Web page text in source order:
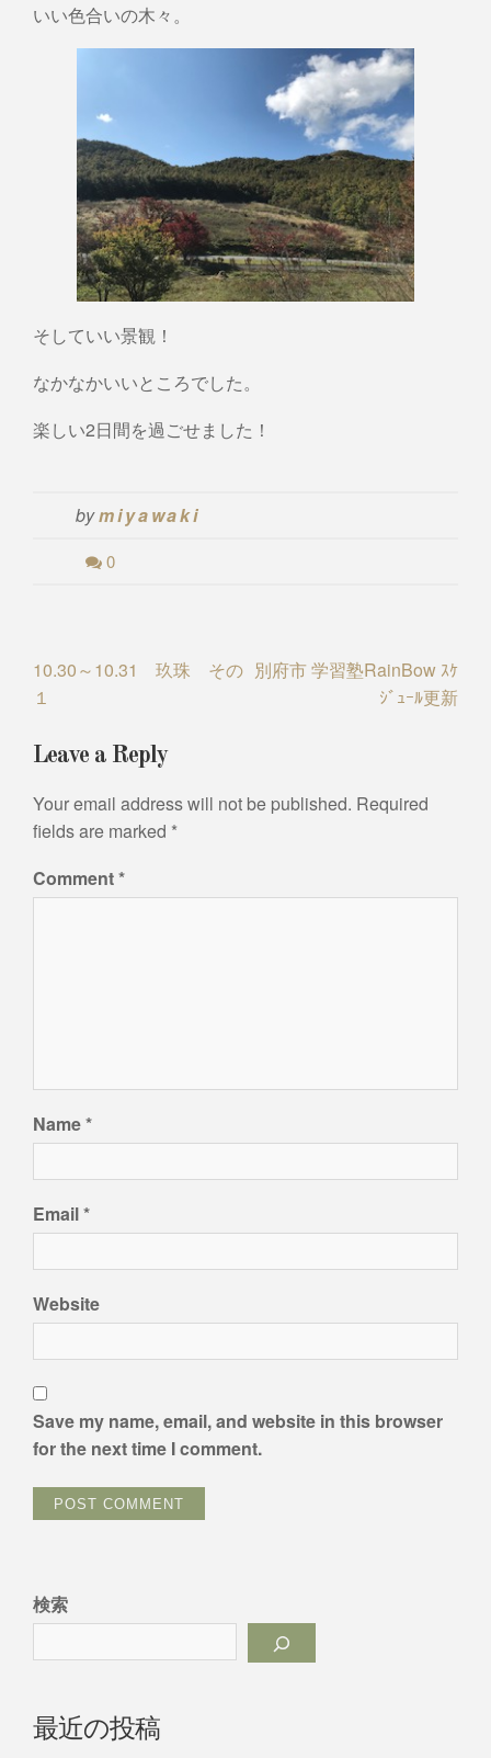
いい色合いの木々。
そしていい景観！
なかなかいいところでした。
楽しい2日間を過ごせました！
bymiyawaki
0
Post
navigation
10.30～10.31 玖珠 その
１
別府市 学習塾RainBow ｽｹ
ｼﾞｭｰﾙ更新
Leave a Reply
Your email address will not be published. Required
fields are marked *
Comment*
Name*
Email*
Website
Save my name, email, and website in this browser
for the next time I comment.
検索
最近の投稿